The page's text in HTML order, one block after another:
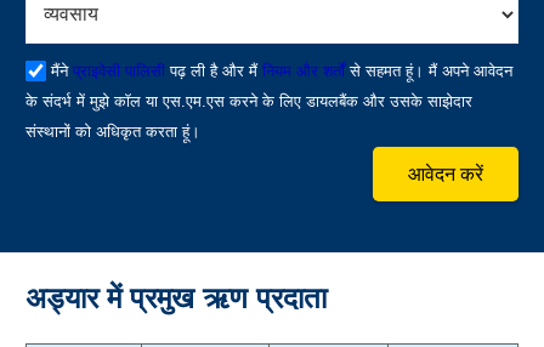
मैंने प्राइवेसी पालिसीपढ़ ली है और मैंनियम और शर्तोंसे सहमत हूं। मैं अपने आवेदन
के संदर्भ में मुझे कॉल या एस.एम.एस करने के लिए डायलबैंक और उसके साझेदार
संस्थानों को अधिकृत करता हूं।
आवेदन करें
अड्यार में प्रमुख ऋण प्रदाता